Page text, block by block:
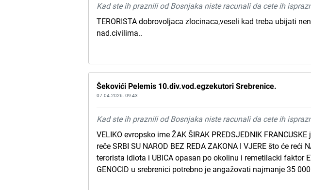
Kad ste ih praznili od Bosnjaka niste racunali da cete ih
TERORISTA dobrovoljaca zlocinaca,veseli kad treba ubijati
nad.civilima..
Šekovići Pelemis 10.div.vod.egzekutori Srebrenice.
07.04.2026. 09:43
Kad ste ih praznili od Bosnjaka niste racunali da cete ih
VELIKO evropsko ime ŽAK ŠIRAK PREDSJEDNIK
reče SRBI SU NAROD BEZ REDA ZAKONA I VJERE što će
terorista idiota i UBICA opasan po okolinu i remetilacki faktor
GENOCID u srebrenici potrebno je angažovati najmanje 35